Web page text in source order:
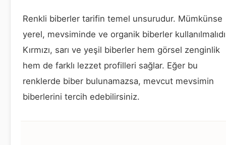
Renkli biberler tarifin temel unsurudur. Mümkünse
yerel, mevsiminde ve organik biberler
Kırmızı, sarı ve yeşil biberler hem görsel zenginlik
hem de farklı lezzet profilleri sağlar. Eğer bu
renklerde biber bulunamazsa, mevcut mevsimin
biberlerini tercih edebilirsiniz.